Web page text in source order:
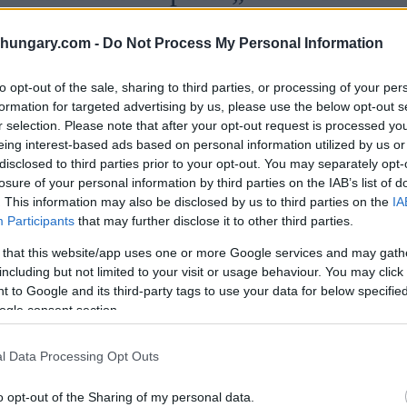
- Do Not Process My Personal Information
opt-out of the sale, sharing to third parties, or processing of your
for targeted advertising by us, please use the below opt-out
selection. Please note that after your opt-out request is processed
interest-based ads based on personal information utilized by us
to third parties prior to your opt-out. You may separately
of your personal information by third parties on the IAB’s list of
This information may also be disclosed by us to third parties on the
Participants that may further disclose it to other third parties.
that this website/app uses one or more Google services and may
but not limited to your visit or usage behaviour. You may
to Google and its third-party tags to use your data for below
consent section.
Data Processing Opt Outs
opt-out of the Sharing of my personal data.
sahen sich einige Reisende mit Strafen
den veröffentlichten Größenanforderungen der
und Weise, wie das Gepäck beim Einsteigen
möglicherweise nicht reibungslos in den